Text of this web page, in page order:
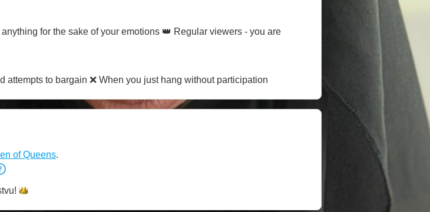
for the sake of your emotions 👑 Regular viewers - you are
attempts to bargain ❌ When you just hang without participation
of Queens.